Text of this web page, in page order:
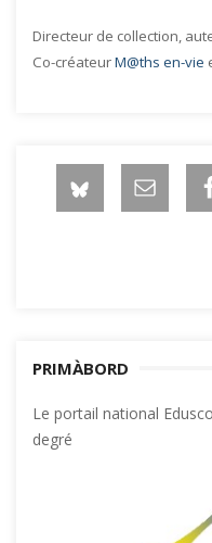
Directeur de collection,
Co-créateurM@ths en-vie
PRIMÀBORD
Le portail national
degré